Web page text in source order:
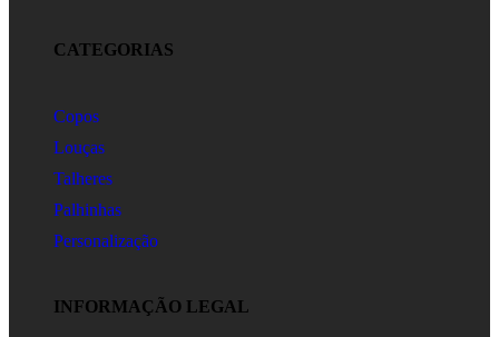
CATEGORIAS
Copos
Louças
Talheres
Palhinhas
Personalização
INFORMAÇÃO LEGAL